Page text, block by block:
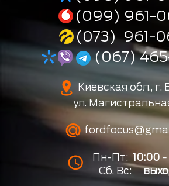
(099) 961-
(073) 961-
(067)
Киевская обл., г.
ул.
Пн-Пт: 10:00 -
Сб, Вс: